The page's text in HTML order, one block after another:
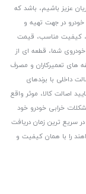
عزیز باشیم، باشد که
خودرو در جهت تهیه و
کیفیت مناسب، قیمت
شما، قطعه ای از
های تعمیرکاران و مصرف
داخلی با برندهای
اصالت کالا، موثر واقع
خرابی خودرو خود
سریع ترین زمان دریافت
را با همان کیفیت و